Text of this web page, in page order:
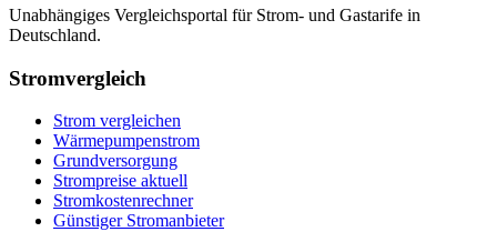
Unabhängiges Vergleichsportal für Strom- und Gastarife in
Deutschland.
Stromvergleich
Strom vergleichen
Wärmepumpenstrom
Grundversorgung
Strompreise aktuell
Stromkostenrechner
Günstiger Stromanbieter